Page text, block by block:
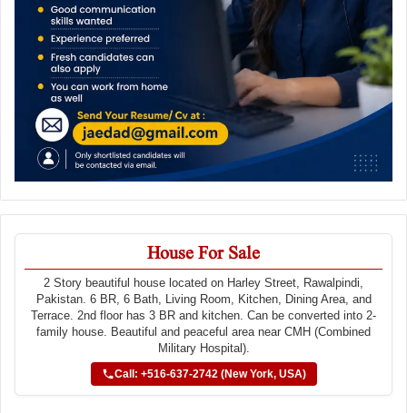
House For Sale
2 Story beautiful house located on Harley Street, Rawalpindi,
Pakistan. 6 BR, 6 Bath, Living Room, Kitchen, Dining Area, and
Terrace. 2nd floor has 3 BR and kitchen. Can be converted into 2-
family house. Beautiful and peaceful area near CMH (Combined
Military Hospital).
Call: +516-637-2742 (New York, USA)